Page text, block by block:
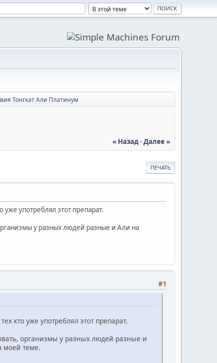
Тонгкат Али Платинум
« Назад-Далее »
ПЕЧАТЬ
употреблял этот препарат.
у разных людей разные и Али на
#1
кто уже употреблял этот препарат.
организмы у разных людей разные и
моей теме.